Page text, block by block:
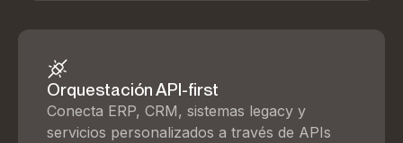
Orquestación API-first
Conecta ERP, CRM, sistemas legacy y
servicios personalizados a través de APIs